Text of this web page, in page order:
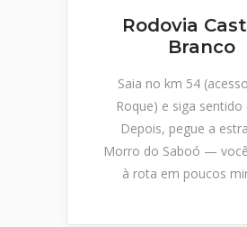
Rodovia
Branco
Saia no km 54
Roque) e siga sentido
Depois, pegue a
Morro do Saboó —
à rota em poucos